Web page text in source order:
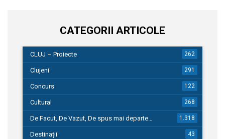
CATEGORII ARTICOLE
CLUJ – Proiecte 262
Clujeni 291
Concurs 122
Cultural 268
De Facut, De Vazut, De spus mai departe… 1.318
Destinații 43